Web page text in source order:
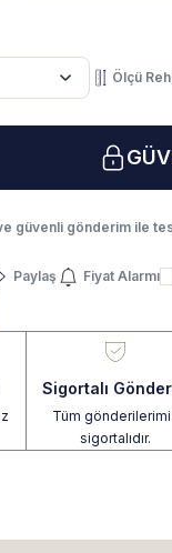
Ölçü
güvenli gönderim ile
Paylaş Fiyat Alarmı
Sigortalı
Tüm
sigortalıdır.